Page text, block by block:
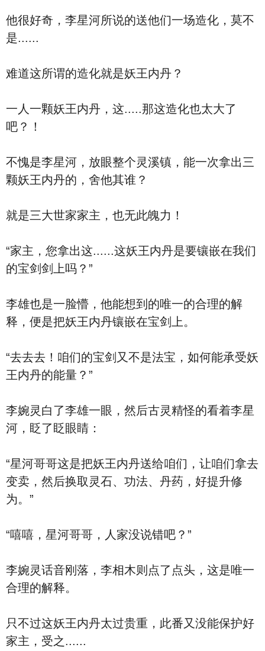
他很好奇，李星河所说的送他们一场造化，莫不
是......
难道这所谓的造化就是妖王内丹？
一人一颗妖王内丹，这.....那这造化也太大了
吧？！
不愧是李星河，放眼整个灵溪镇，能一次拿出三
颗妖王内丹的，舍他其谁？
就是三大世家家主，也无此魄力！
“家主，您拿出这......这妖王内丹是要镶嵌在我们
的宝剑剑上吗？”
李雄也是一脸懵，他能想到的唯一的合理的解
释，便是把妖王内丹镶嵌在宝剑上。
“去去去！咱们的宝剑又不是法宝，如何能承受妖
王内丹的能量？”
李婉灵白了李雄一眼，然后古灵精怪的看着李星
河，眨了眨眼睛：
“星河哥哥这是把妖王内丹送给咱们，让咱们拿去
变卖，然后换取灵石、功法、丹药，好提升修
为。”
“嘻嘻，星河哥哥，人家没说错吧？”
李婉灵话音刚落，李相木则点了点头，这是唯一
合理的解释。
只不过这妖王内丹太过贵重，此番又没能保护好
家主，受之......